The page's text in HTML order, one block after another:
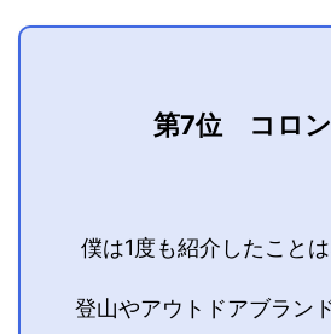
第7位 コロ
僕は1度も紹介したこと
登山やアウトドアブラン